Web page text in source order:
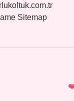
Sitemap